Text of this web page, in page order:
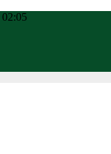
02:05